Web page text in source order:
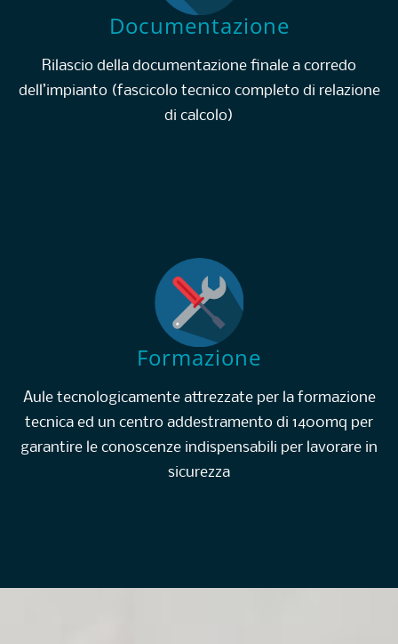
Documentazione
Rilascio della documentazione finale a corredo
dell’impianto (fascicolo tecnico completo di relazione
di calcolo)
Formazione
Aule tecnologicamente attrezzate per la formazione
tecnica ed un centro addestramento di 1400mq per
garantire le conoscenze indispensabili per lavorare in
sicurezza